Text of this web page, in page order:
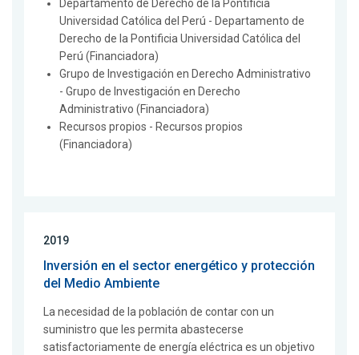
Departamento de Derecho de la Pontificia
Universidad Católica del Perú - Departamento de
Derecho de la Pontificia Universidad Católica del
Perú (Financiadora)
Grupo de Investigación en Derecho Administrativo
- Grupo de Investigación en Derecho
Administrativo (Financiadora)
Recursos propios - Recursos propios
(Financiadora)
2019
Inversión en el sector energético y protección
del Medio Ambiente
La necesidad de la población de contar con un
suministro que les permita abastecerse
satisfactoriamente de energía eléctrica es un objetivo